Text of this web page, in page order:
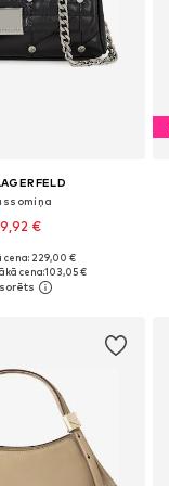
€
One Size
grozam
cena: 229,00 €
cena:103,05 €